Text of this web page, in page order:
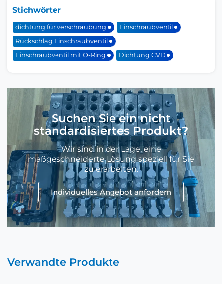
Stichwörter
dichtung für verschraubung
Einschraubventil
Rückschlag Einschraubventil
Einschraubventil mit O-Ring
Dichtung CVD
Suchen Sie ein nicht
standardisiertes Produkt?
Wir sind in der Lage, eine
maßgeschneiderte Lösung speziell für Sie
zu erarbeiten.
Individuelles Angebot anfordern
Verwandte Produkte